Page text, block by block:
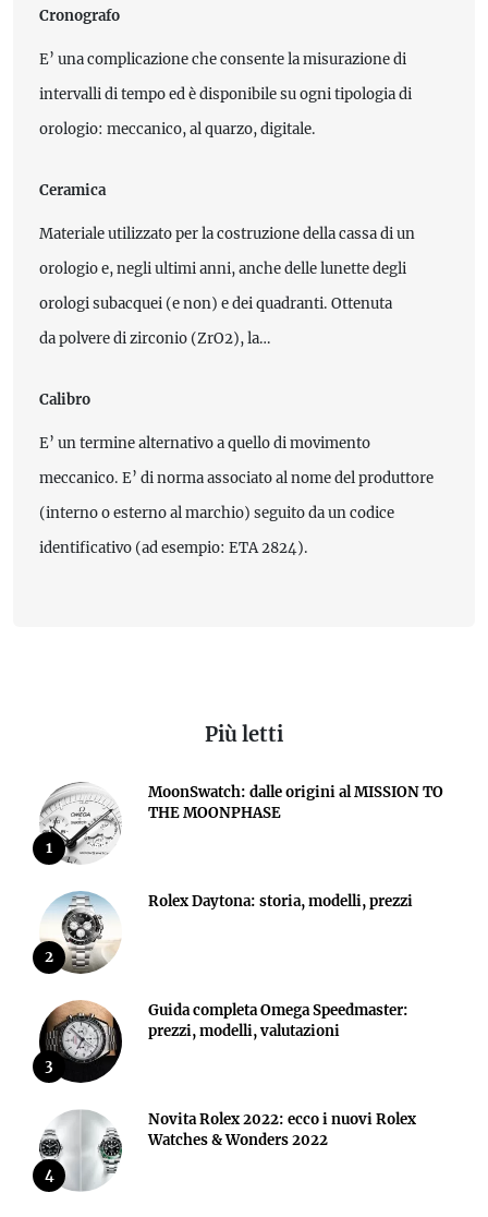
Cronografo
E’ una complicazione che consente la misurazione di
intervalli di tempo ed è disponibile su ogni tipologia di
orologio: meccanico, al quarzo, digitale.
Ceramica
Materiale utilizzato per la costruzione della cassa di un
orologio e, negli ultimi anni, anche delle lunette degli
orologi subacquei (e non) e dei quadranti. Ottenuta
da polvere di zirconio (ZrO2), la…
Calibro
E’ un termine alternativo a quello di movimento
meccanico. E’ di norma associato al nome del produttore
(interno o esterno al marchio) seguito da un codice
identificativo (ad esempio: ETA 2824).
Più letti
1
MoonSwatch: dalle origini al MISSION TO
THE MOONPHASE
2
Rolex Daytona: storia, modelli, prezzi
3
Guida completa Omega Speedmaster:
prezzi, modelli, valutazioni
4
Novita Rolex 2022: ecco i nuovi Rolex
Watches & Wonders 2022